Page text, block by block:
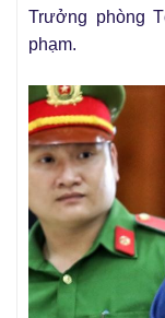
Trưởng phòng
phạm.